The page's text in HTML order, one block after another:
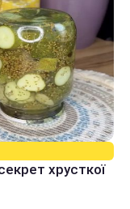
хрусткої